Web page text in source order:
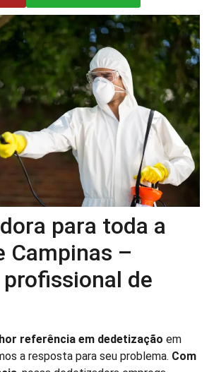
para toda a
Campinas –
de
referência em dedetização em
a resposta para seu problema. Com